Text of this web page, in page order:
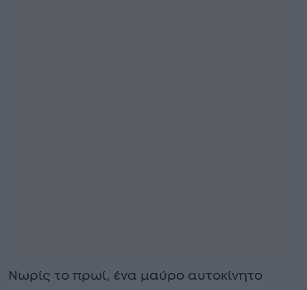
Νωρίς το πρωί, ένα μαύρο αυτοκίνητο